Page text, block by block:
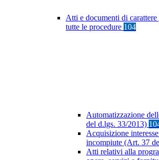
Atti e documenti di
tutte le procedure 104
Automatizzazione
del d.lgs. 33/2013)
Acquisizione
incompiute (Art. 37
Atti relativi alla